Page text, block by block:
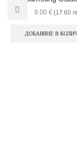
9.00 €(17.60
ДОБАВЯНЕ В